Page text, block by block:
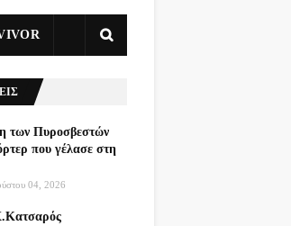
των Πυροσβεστών
που γέλασε στη
04, 2026